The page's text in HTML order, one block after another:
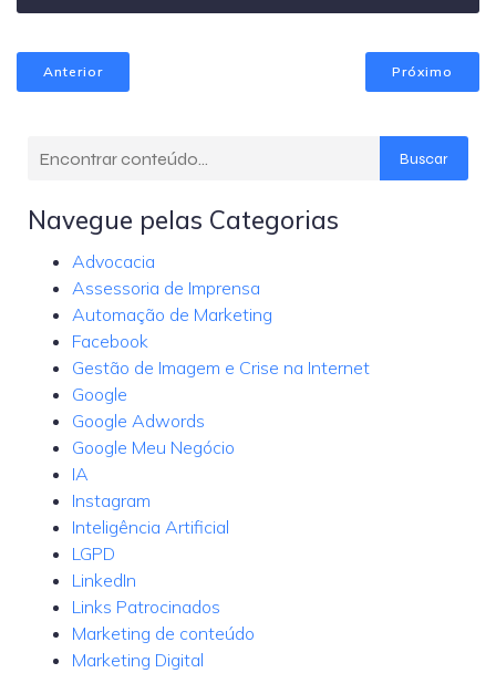
Anterior Próximo
Buscar
Navegue pelas Categorias
Advocacia
Assessoria de Imprensa
Automação de Marketing
Facebook
Gestão de Imagem e Crise na Internet
Google
Google Adwords
Google Meu Negócio
IA
Instagram
Inteligência Artificial
LGPD
LinkedIn
Links Patrocinados
Marketing de conteúdo
Marketing Digital